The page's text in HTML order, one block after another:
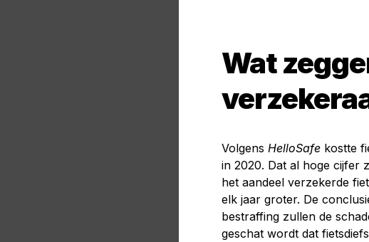
Wat
Volgens HelloSafe kostte
in 2020. Dat al hoge cijfer
het aandeel verzekerde
elk jaar groter. De
bestraffing zullen de
geschat wordt dat